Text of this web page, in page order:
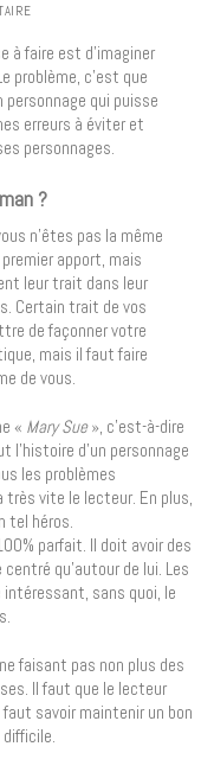
à faire est d’imaginer
problème, c’est que
qui puisse
erreurs à éviter et
personnages.
?
n’êtes pas la même
apport, mais
leur trait dans leur
Certain trait de vos
de façonner votre
mais il faut faire
de vous.
« Mary Sue», c’est-à-dire
l’histoire d’un personnage
les problèmes
très vite le lecteur. En plus,
tel héros.
parfait. Il doit avoir des
qu’autour de lui. Les
sans quoi, le
faisant pas non plus des
Il faut que le lecteur
savoir maintenir un bon